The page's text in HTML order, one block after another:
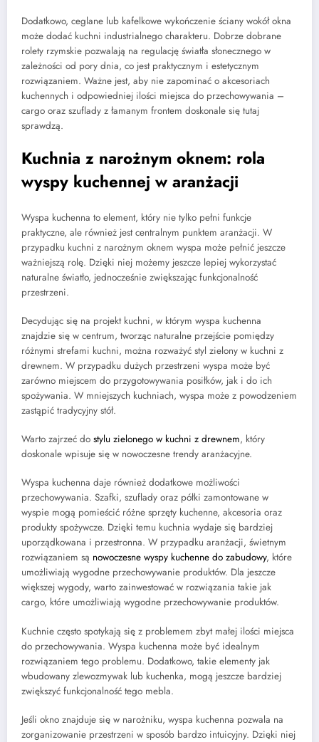
Dodatkowo, ceglane lub kafelkowe wykończenie ściany wokół okna
może dodać kuchni industrialnego charakteru. Dobrze dobrane
rolety rzymskie pozwalają na regulację światła słonecznego w
zależności od pory dnia, co jest praktycznym i estetycznym
rozwiązaniem. Ważne jest, aby nie zapominać o akcesoriach
kuchennych i odpowiedniej ilości miejsca do przechowywania –
cargo oraz szuflady z łamanym frontem doskonale się tutaj
sprawdzą.
Kuchnia z narożnym oknem: rola
wyspy kuchennej w aranżacji
Wyspa kuchenna to element, który nie tylko pełni funkcje
praktyczne, ale również jest centralnym punktem aranżacji. W
przypadku kuchni z narożnym oknem wyspa może pełnić jeszcze
ważniejszą rolę. Dzięki niej możemy jeszcze lepiej wykorzystać
naturalne światło, jednocześnie zwiększając funkcjonalność
przestrzeni.
Decydując się na projekt kuchni, w którym wyspa kuchenna
znajdzie się w centrum, tworząc naturalne przejście pomiędzy
różnymi strefami kuchni, można rozważyć styl zielony w kuchni z
drewnem. W przypadku dużych przestrzeni wyspa może być
zarówno miejscem do przygotowywania posiłków, jak i do ich
spożywania. W mniejszych kuchniach, wyspa może z powodzeniem
zastąpić tradycyjny stół.
Warto zajrzeć do stylu zielonego w kuchni z drewnem, który
doskonale wpisuje się w nowoczesne trendy aranżacyjne.
Wyspa kuchenna daje również dodatkowe możliwości
przechowywania. Szafki, szuflady oraz półki zamontowane w
wyspie mogą pomieścić różne sprzęty kuchenne, akcesoria oraz
produkty spożywcze. Dzięki temu kuchnia wydaje się bardziej
uporządkowana i przestronna. W przypadku aranżacji, świetnym
rozwiązaniem są nowoczesne wyspy kuchenne do zabudowy, które
umożliwiają wygodne przechowywanie produktów. Dla jeszcze
większej wygody, warto zainwestować w rozwiązania takie jak
cargo, które umożliwiają wygodne przechowywanie produktów.
Kuchnie często spotykają się z problemem zbyt małej ilości miejsca
do przechowywania. Wyspa kuchenna może być idealnym
rozwiązaniem tego problemu. Dodatkowo, takie elementy jak
wbudowany zlewozmywak lub kuchenka, mogą jeszcze bardziej
zwiększyć funkcjonalność tego mebla.
Jeśli okno znajduje się w narożniku, wyspa kuchenna pozwala na
zorganizowanie przestrzeni w sposób bardzo intuicyjny. Dzięki niej